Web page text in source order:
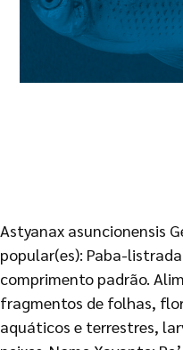
Astyanax asuncionensis
popular(es): Paba-
comprimento padrão.
fragmentos de folhas,
aquáticos e terrestres,